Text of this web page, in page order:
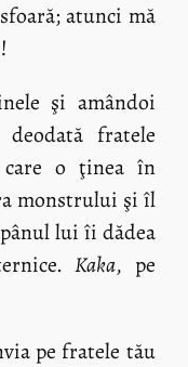
atunci mă
şi amândoi
deodată fratele
care o ţinea în
monstrului şi îl
lui îi dădea
Kaka, pe
pe fratele tău